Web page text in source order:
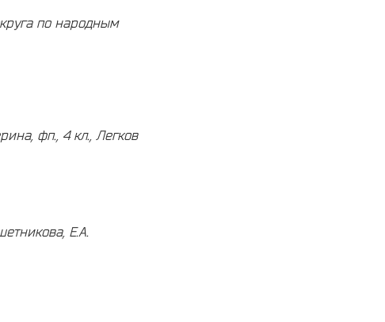
по народным
фп., 4 кл., Легков
Е.А.